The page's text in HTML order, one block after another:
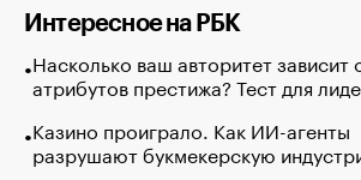
Интересное на РБК
Насколько ваш авторитет зависит
атрибутов престижа? Тест для
Казино проиграло. Как ИИ-агенты
разрушают букмекерскую